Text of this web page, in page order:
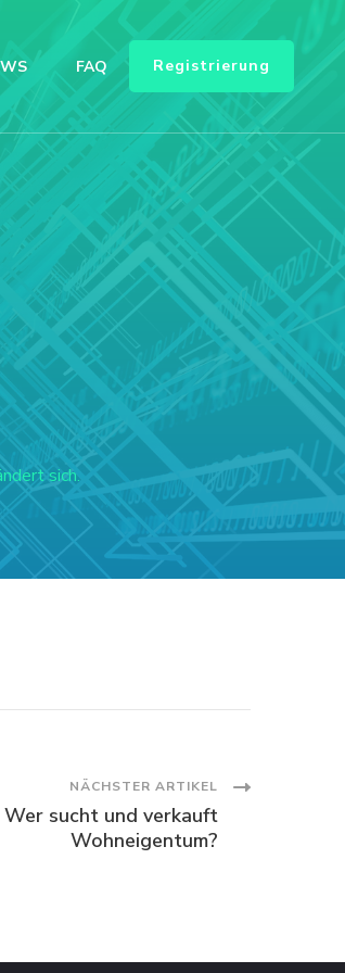
FAQ Registrierung
sich.
NÄCHSTER ARTIKEL
Wer sucht und verkauft
Wohneigentum?